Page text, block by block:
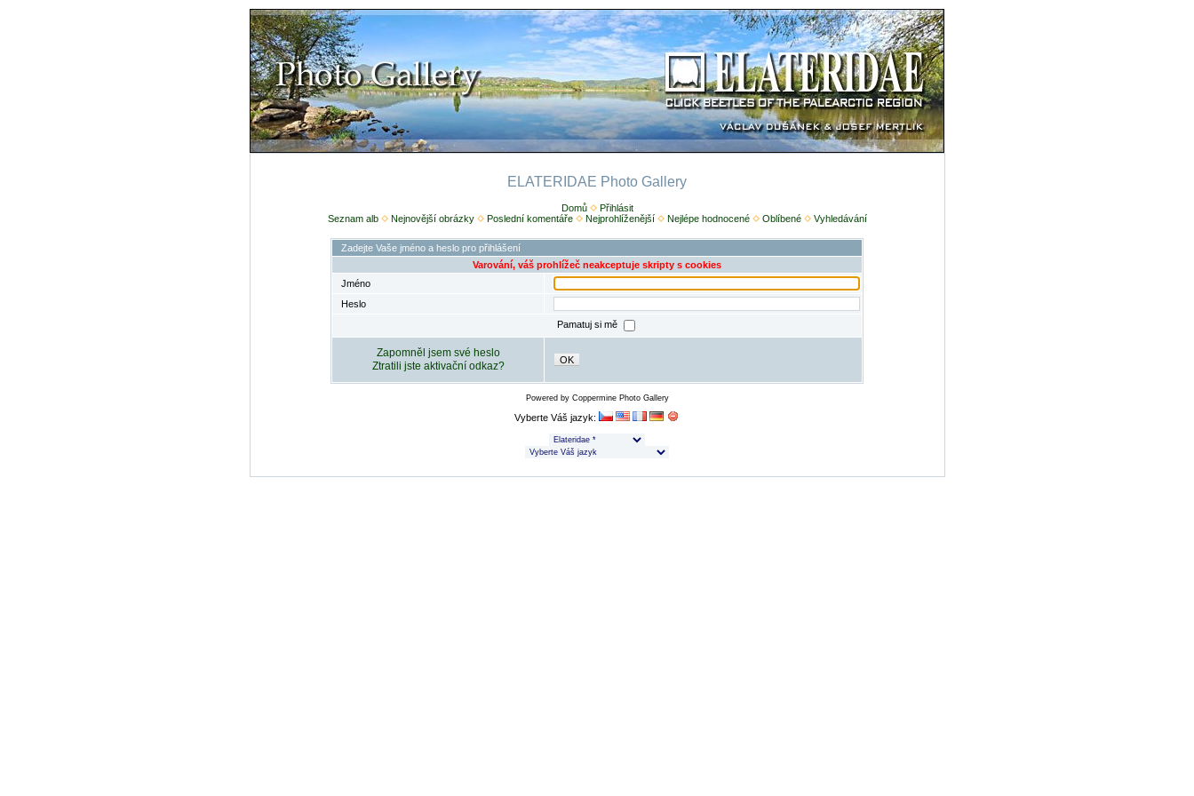
ELATERIDAE Photo Gallery
Domů
Přihlásit
Seznam alb
Nejnovější obrázky Poslední komentáře Nejprohlíženější Nejlépe hodnocené Oblíbené Vyhledávání
Zadejte Vaše jméno a heslo pro přihlášení
Varování, váš prohlížeč neakceptuje skripty s cookies
Jméno
Heslo
Pamatuj si mě
Zapomněl jsem své heslo
Ztratili jste aktivační odkaz?
OK
Powered by Coppermine Photo Gallery
Vyberte Váš jazyk: